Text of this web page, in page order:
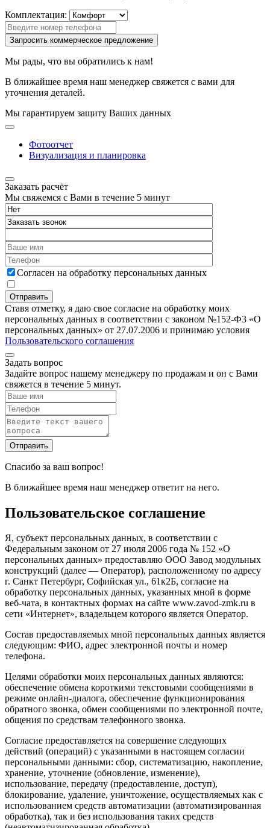
Комплектация:
Запросить коммерческое предложение
Мы рады, что вы обратились к нам!
В ближайшее время наш менеджер свяжется с вами для
уточнения деталей.
Мы гарантируем защиту Ваших данных
Фотоотчет
Визуализация и планировка
Заказать расчёт
Мы свяжемся с Вами в течение 5 минут
Согласен на обработку персональных данных
Ставя отметку, я даю свое согласие на обработку моих
персональных данных в соответствии с законом №152-Ф3 «О
персональных данных» от 27.07.2006 и принимаю условия
Пользовательского соглашения
Задать вопрос
Задайте вопрос нашему менеджеру по продажам и он с Вами
свяжется в течение 5 минут.
Спасибо за ваш вопрос!
В ближайшее время наш менеджер ответит на него.
Пользовательское соглашение
Я, субъект персональных данных, в соответствии с
Федеральным законом от 27 июля 2006 года № 152 «О
персональных данных» предоставляю ООО Завод модульных
конструкций (далее — Оператор), расположенному по адресу
г. Санкт Петербург, Софийская ул., 61к2Б, согласие на
обработку персональных данных, указанных мной в форме
веб-чата, в контактных формах на сайте www.zavod-zmk.ru в
сети «Интернет», владельцем которого является Оператор.
Состав предоставляемых мной персональных данных является
следующим: ФИО, адрес электронной почты и номер
телефона.
Целями обработки моих персональных данных являются:
обеспечение обмена короткими текстовыми сообщениями в
режиме онлайн-диалога, обеспечение функционирования
обратного звонка, обмен сообщениями по электронной почте,
общения по средствам телефонного звонка.
Согласие предоставляется на совершение следующих
действий (операций) с указанными в настоящем согласии
персональными данными: сбор, систематизацию, накопление,
хранение, уточнение (обновление, изменение),
использование, передачу (предоставление, доступ),
блокирование, удаление, уничтожение, осуществляемых как с
использованием средств автоматизации (автоматизированная
обработка), так и без использования таких средств